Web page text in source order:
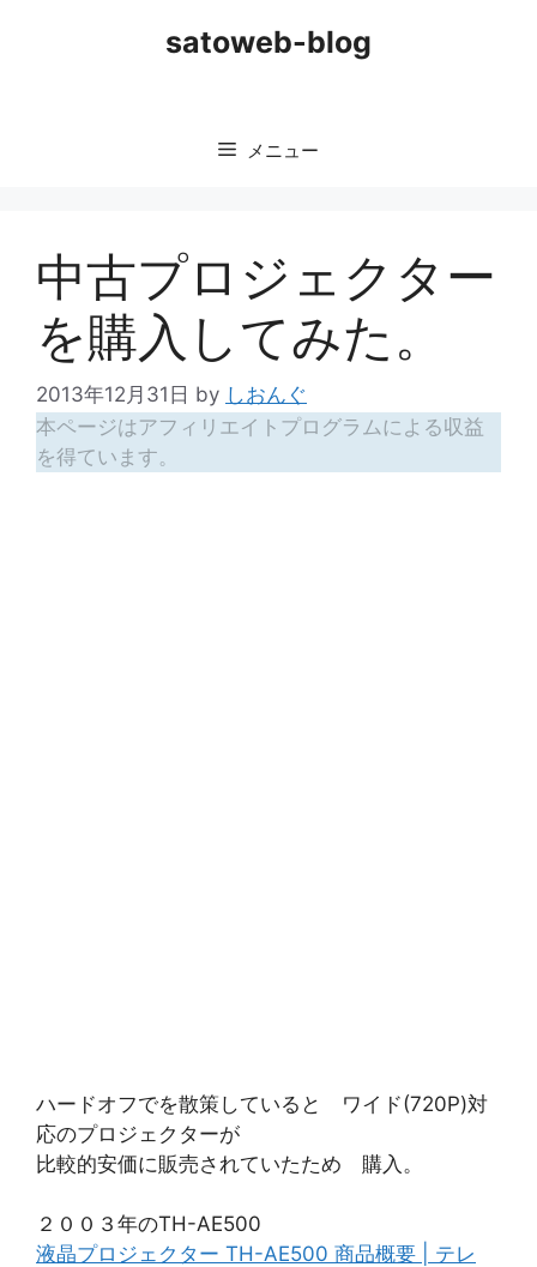
satoweb-blog
メニュー
中古プロジェクター
を購入してみた。
2013年12月31日 by しおんぐ
本ページはアフィリエイトプログラムによる収益
を得ています。
ハードオフでを散策していると ワイド(720P)対
応のプロジェクターが
比較的安価に販売されていたため 購入。
２００３年のTH-AE500
液晶プロジェクター TH-AE500 商品概要 | テレ